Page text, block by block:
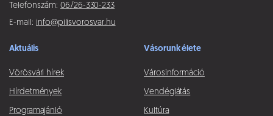
Telefonszám: 06/26-330-233
E-mail: info@pilisvorosvar.hu
Aktuális
Vörösvári hírek
Hírdetmények
Programajánló
Vásorunk élete
Városinformáció
Vendéglátás
Kultúra